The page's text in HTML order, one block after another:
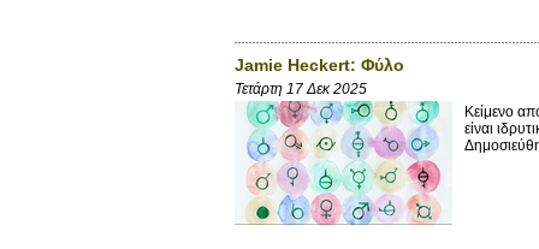
Jamie Heckert: Φύλο
Τετάρτη 17 Δεκ 2025
Κείμενο
είναι